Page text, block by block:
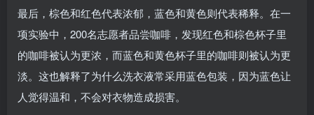
最后，棕色和红色代表浓郁，蓝色和黄色则代表稀释。在一
项实验中，200名志愿者品尝咖啡，发现红色和棕色杯子里
的咖啡被认为更浓，而蓝色和黄色杯子里的咖啡则被认为更
淡。这也解释了为什么洗衣液常采用蓝色包装，因为蓝色让
人觉得温和，不会对衣物造成损害。